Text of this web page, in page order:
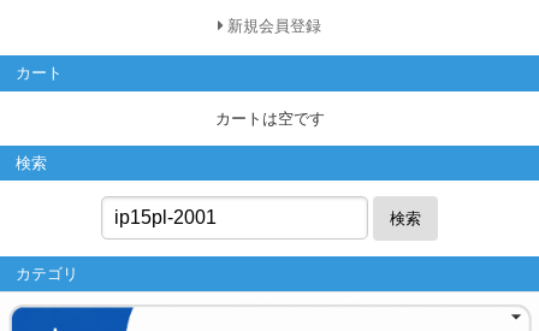
新規会員登録
カート
カートは空です
検索
検索
カテゴリ